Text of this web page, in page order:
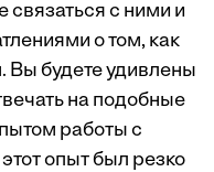
с ними и
о том, как
Вы будете удивлены
на подобные
работы с
опыт был резко